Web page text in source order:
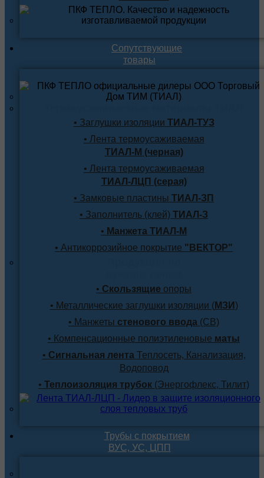
Сопутствующие
товары
• Заглушки изоляции ТИАЛ-ТУЗ
• Лента термоусаживаемая
ТИАЛ-М (черная)
• Лента термоусаживаемая
ТИАЛ-ЛЦП (серая)
• Замковые пластины ТИАЛ-ЗП
• Заполнитель (клей) ТИАЛ-З
• Манжета ТИАЛ-М
• Антикоррозийное покрытие "ВЕКТОР"
• Скользящие опоры
• Металлические заглушки изоляции (МЗИ )
• Манжеты стенового ввода (СВ)
• Компенсационные полиэтиленовые маты
• Сигнальная лентаТеплосеть, Канализация,
Водоповод
• Теплоизоляция трубок (Энергофлекс, Тилит)
Трубы с покрытием
ВУС, УС, ЦПП